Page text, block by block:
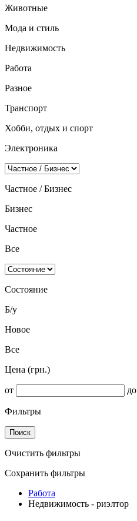
Животные
Мода и стиль
Недвижимость
Работа
Разное
Транспорт
Хобби, отдых и спорт
Электроника
Частное / Бизнес
Бизнес
Частное
Все
Состояние
Б/у
Новое
Все
Цена (грн.)
от до
Фильтры
Поиск
Очистить фильтры
Сохранить фильтры
Работа
Недвижимость - риэлтор